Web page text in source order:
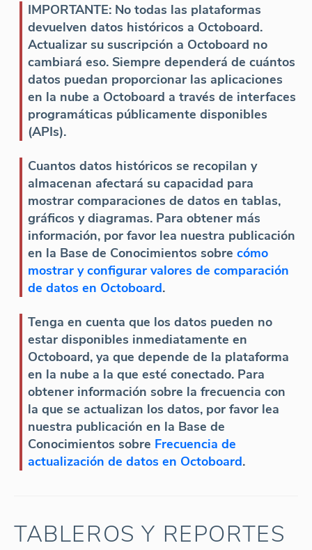
IMPORTANTE: No todas las plataformas
devuelven datos históricos a Octoboard.
Actualizar su suscripción a Octoboard no
cambiará eso. Siempre dependerá de cuántos
datos puedan proporcionar las aplicaciones
en la nube a Octoboard a través de interfaces
programáticas públicamente disponibles
(APIs).
Cuantos datos históricos se recopilan y
almacenan afectará su capacidad para
mostrar comparaciones de datos en tablas,
gráficos y diagramas. Para obtener más
información, por favor lea nuestra publicación
en la Base de Conocimientos sobre cómo
mostrar y configurar valores de comparación
de datos en Octoboard.
Tenga en cuenta que los datos pueden no
estar disponibles inmediatamente en
Octoboard, ya que depende de la plataforma
en la nube a la que esté conectado. Para
obtener información sobre la frecuencia con
la que se actualizan los datos, por favor lea
nuestra publicación en la Base de
Conocimientos sobre Frecuencia de
actualización de datos en Octoboard.
TABLEROS Y REPORTES